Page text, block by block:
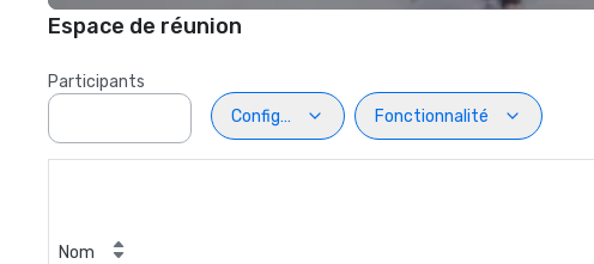
Espace de réunion
Participants
Configuration
Fonctionnalité
Nom